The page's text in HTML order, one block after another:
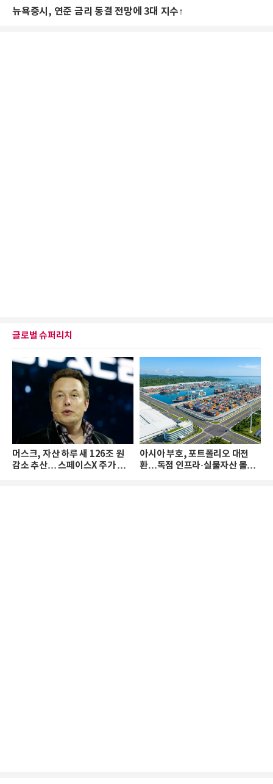
뉴욕증시, 연준 금리 동결 전망에 3대 지수↑
글로벌 슈퍼리치
머스크, 자산 하루 새 126조 원
감소 추산… 스페이스X 주가 하
아시아 부호, 포트폴리오 대전
환…독점 인프라·실물자산 몰린